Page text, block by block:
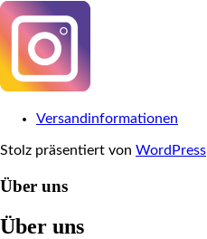
Versandinformationen
Stolz präsentiert von WordPress
Über uns
Über uns